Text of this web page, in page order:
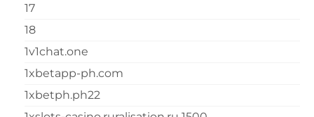
17
18
1v1chat.one
1xbetapp-ph.com
1xbetph.ph22